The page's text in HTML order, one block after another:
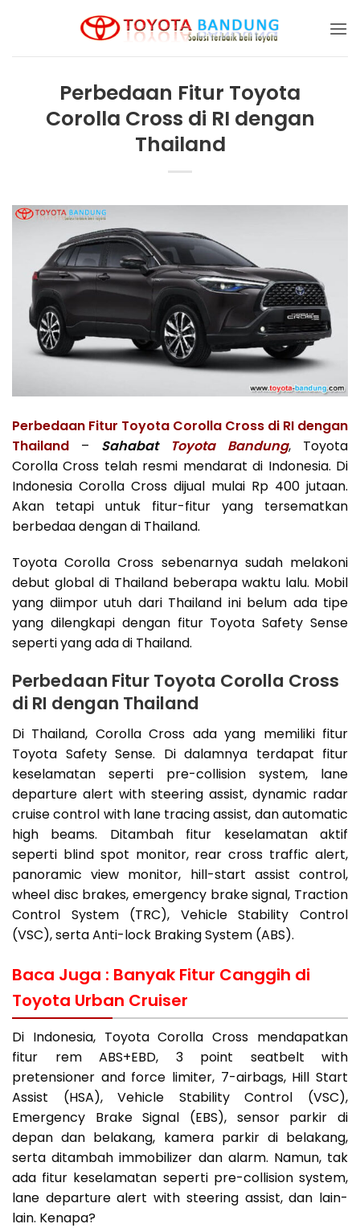
Perbedaan Fitur Toyota
Corolla Cross di RI dengan
Thailand
Perbedaan Fitur Toyota Corolla Cross di RI dengan
Thailand – Sahabat Toyota Bandung, Toyota
Corolla Cross telah resmi mendarat di Indonesia. Di
Indonesia Corolla Cross dijual mulai Rp 400 jutaan.
Akan tetapi untuk fitur-fitur yang tersematkan
berbedaa dengan di Thailand.
Toyota Corolla Cross sebenarnya sudah melakoni
debut global di Thailand beberapa waktu lalu. Mobil
yang diimpor utuh dari Thailand ini belum ada tipe
yang dilengkapi dengan fitur Toyota Safety Sense
seperti yang ada di Thailand.
Perbedaan Fitur Toyota Corolla Cross
di RI dengan Thailand
Di Thailand, Corolla Cross ada yang memiliki fitur
Toyota Safety Sense. Di dalamnya terdapat fitur
keselamatan seperti pre-collision system, lane
departure alert with steering assist, dynamic radar
cruise control with lane tracing assist, dan automatic
high beams. Ditambah fitur keselamatan aktif
seperti blind spot monitor, rear cross traffic alert,
panoramic view monitor, hill-start assist control,
wheel disc brakes, emergency brake signal, Traction
Control System (TRC), Vehicle Stability Control
(VSC), serta Anti-lock Braking System (ABS).
Baca Juga : Banyak Fitur Canggih di
Toyota Urban Cruiser
Di Indonesia, Toyota Corolla Cross mendapatkan
fitur rem ABS+EBD, 3 point seatbelt with
pretensioner and force limiter, 7-airbags, Hill Start
Assist (HSA), Vehicle Stability Control (VSC),
Emergency Brake Signal (EBS), sensor parkir di
depan dan belakang, kamera parkir di belakang,
serta ditambah immobilizer dan alarm. Namun, tak
ada fitur keselamatan seperti pre-collision system,
lane departure alert with steering assist, dan lain-
lain. Kenapa?